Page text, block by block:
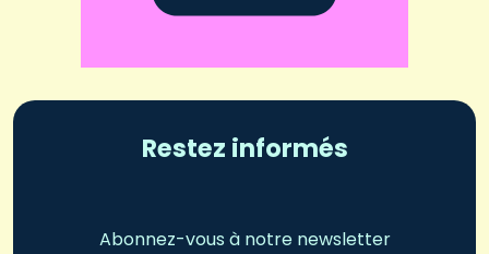
Restez informés
Abonnez-vous à notre newsletter